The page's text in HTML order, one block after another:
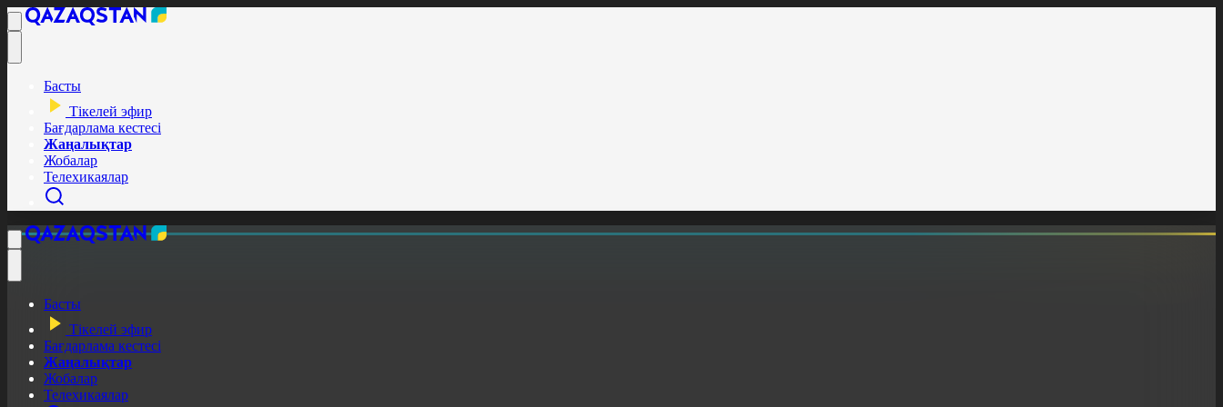
Басты
Тікелей эфир
Бағдарлама кестесі
Жаңалықтар
Жобалар
Телехикаялар
Басты
Тікелей эфир
Бағдарлама кестесі
Жаңалықтар
Жобалар
Телехикаялар